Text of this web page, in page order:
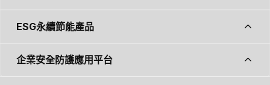
ESG永續節能產品
企業安全防護應用平台